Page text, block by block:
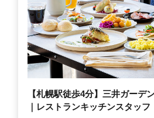
【札幌駅徒歩4分】三井ガーデ
｜レストランキッチンスタッフ